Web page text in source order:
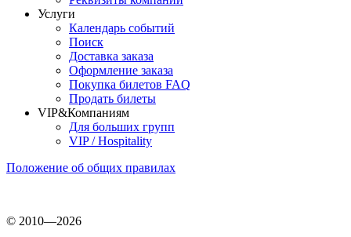
Услуги
Календарь событий
Поиск
Доставка заказа
Оформление заказа
Покупка билетов FAQ
Продать билеты
VIP&Компаниям
Для больших групп
VIP / Hospitality
Положение об общих правилах
© 2010—2026